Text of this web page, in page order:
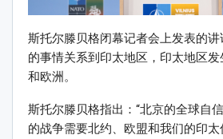
斯托尔滕贝格闭幕记者会上发表的
的事情关系到印太地区，印太地区
和欧洲。
斯托尔滕贝格指出：“北京的全球自
的战争需要北约、欧盟和我们的印